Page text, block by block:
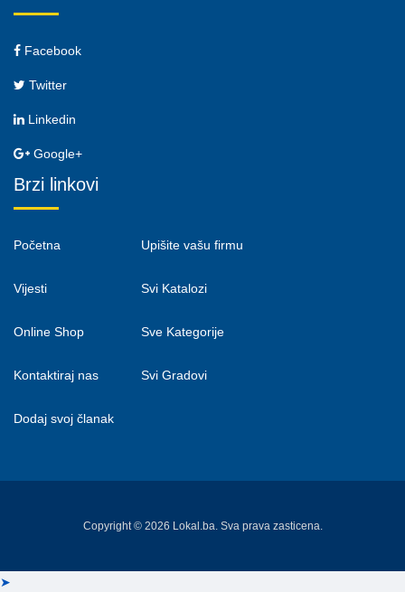
Facebook
Twitter
Linkedin
Google+
Brzi linkovi
Početna
Vijesti
Online Shop
Kontaktiraj nas
Dodaj svoj članak
Upišite vašu firmu
Svi Katalozi
Sve Kategorije
Svi Gradovi
Copyright © 2026 Lokal.ba. Sva prava zasticena.
➤